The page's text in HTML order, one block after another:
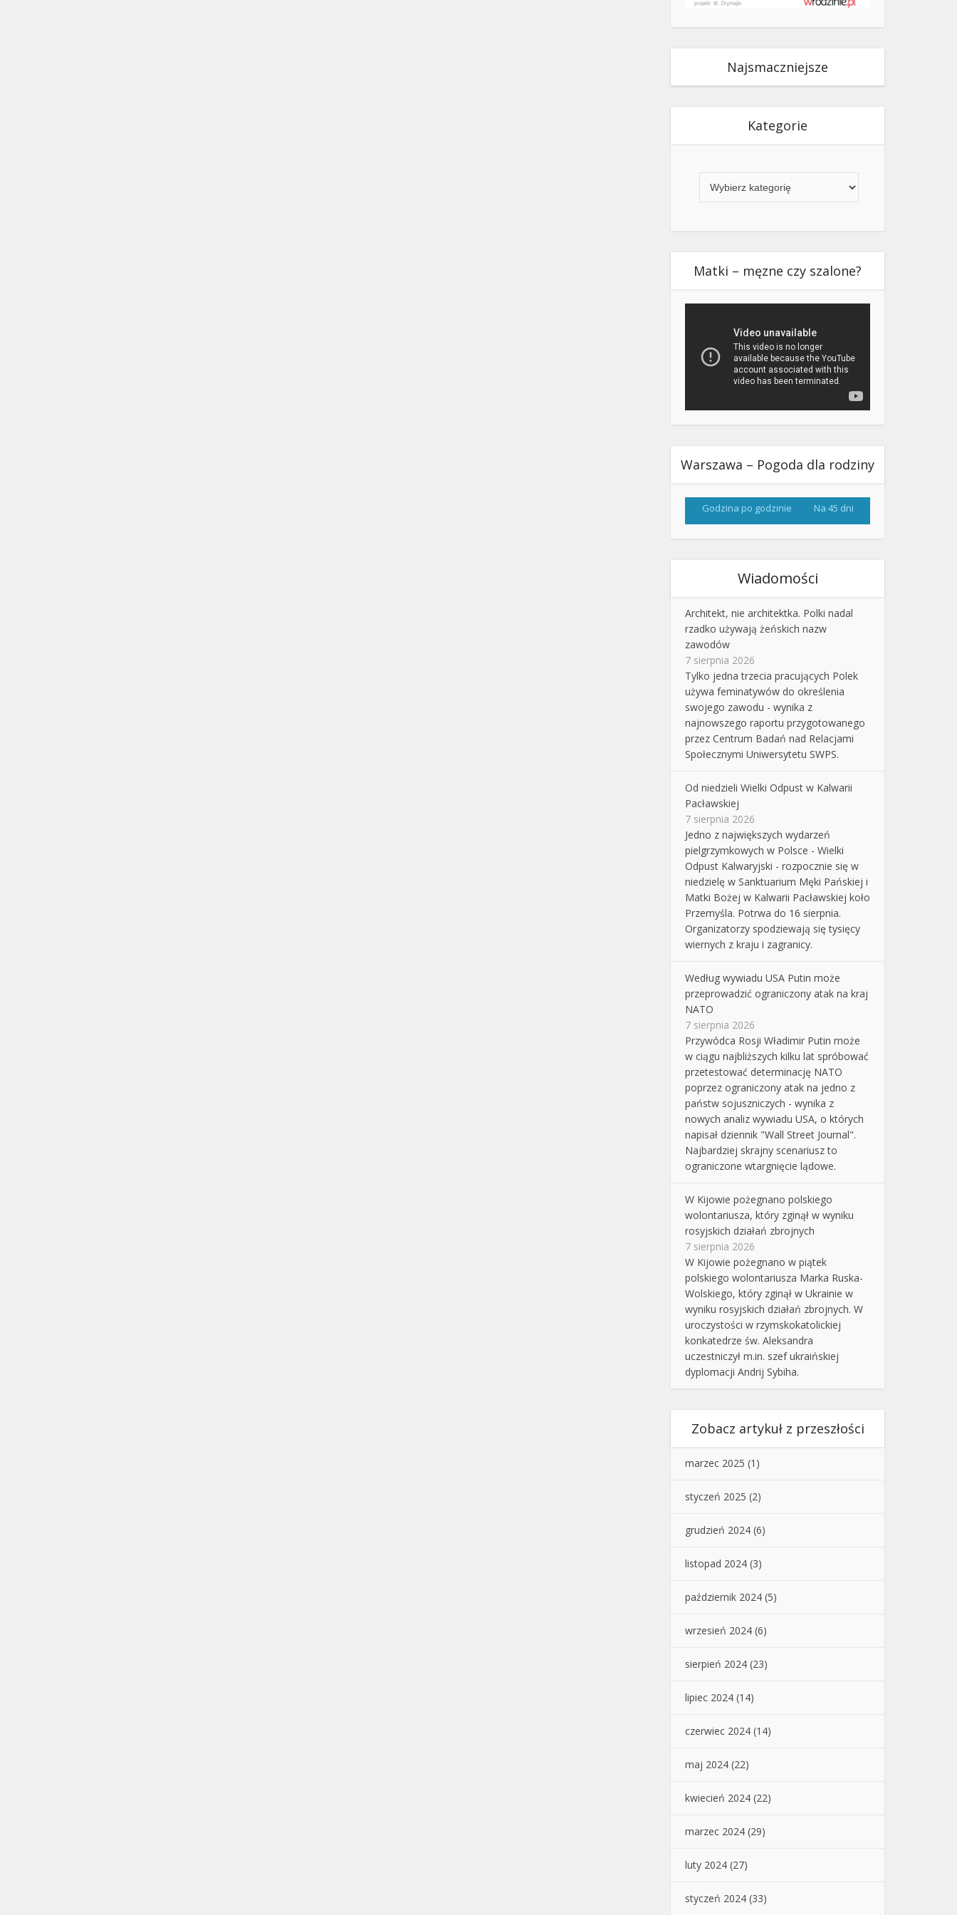
Najsmaczniejsze
Kategorie
Matki – męzne czy szalone?
Warszawa – Pogoda dla rodziny
Godzina po godzinie Na 45 dni
Wiadomości
Architekt, nie architektka. Polki nadal
rzadko używają żeńskich nazw
zawodów
7 sierpnia 2026
Tylko jedna trzecia pracujących Polek
używa feminatywów do określenia
swojego zawodu - wynika z
najnowszego raportu przygotowanego
przez Centrum Badań nad Relacjami
Społecznymi Uniwersytetu SWPS.
Od niedzieli Wielki Odpust w Kalwarii
Pacławskiej
7 sierpnia 2026
Jedno z największych wydarzeń
pielgrzymkowych w Polsce - Wielki
Odpust Kalwaryjski - rozpocznie się w
niedzielę w Sanktuarium Męki Pańskiej i
Matki Bożej w Kalwarii Pacławskiej koło
Przemyśla. Potrwa do 16 sierpnia.
Organizatorzy spodziewają się tysięcy
wiernych z kraju i zagranicy.
Według wywiadu USA Putin może
przeprowadzić ograniczony atak na kraj
NATO
7 sierpnia 2026
Przywódca Rosji Władimir Putin może
w ciągu najbliższych kilku lat spróbować
przetestować determinację NATO
poprzez ograniczony atak na jedno z
państw sojuszniczych - wynika z
nowych analiz wywiadu USA, o których
napisał dziennik "Wall Street Journal".
Najbardziej skrajny scenariusz to
ograniczone wtargnięcie lądowe.
W Kijowie pożegnano polskiego
wolontariusza, który zginął w wyniku
rosyjskich działań zbrojnych
7 sierpnia 2026
W Kijowie pożegnano w piątek
polskiego wolontariusza Marka Ruska-
Wolskiego, który zginął w Ukrainie w
wyniku rosyjskich działań zbrojnych. W
uroczystości w rzymskokatolickiej
konkatedrze św. Aleksandra
uczestniczył m.in. szef ukraińskiej
dyplomacji Andrij Sybiha.
Zobacz artykuł z przeszłości
marzec 2025 (1)
styczeń 2025 (2)
grudzień 2024 (6)
listopad 2024 (3)
październik 2024 (5)
wrzesień 2024 (6)
sierpień 2024 (23)
lipiec 2024 (14)
czerwiec 2024 (14)
maj 2024 (22)
kwiecień 2024 (22)
marzec 2024 (29)
luty 2024 (27)
styczeń 2024 (33)